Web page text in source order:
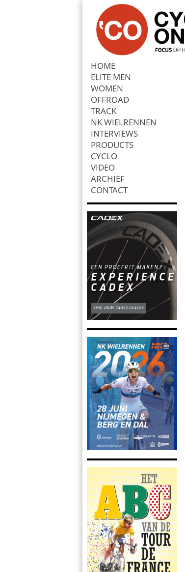
HOME
ELITE MEN
WOMEN
OFFROAD
TRACK
NK WIELRENNEN
INTERVIEWS
PRODUCTS
CYCLO
VIDEO
ARCHIEF
CONTACT
Zoek